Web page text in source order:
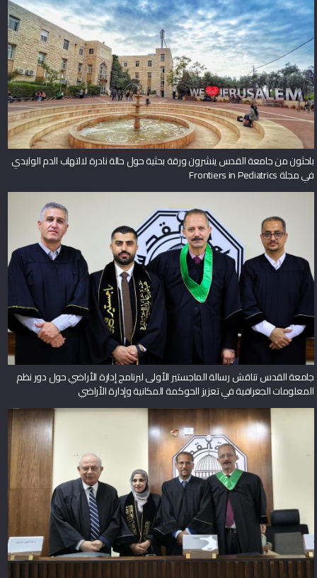
باحثون من جامعة القدس ينشرون ورقة بحثية حول حالة نادرة لالتهاب الدم الوليدي
في مجلة Frontiers in Pediatrics
جامعة القدس تناقش رسالة الماجستير الأولى لبرنامج إدارة الأراضي حول دور نظم
المعلومات الجغرافية في تعزيز الحوكمة المكانية وإدارة الأراضي